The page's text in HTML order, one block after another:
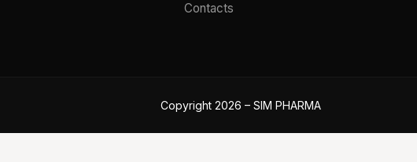
Contacts
Copyright 2026 – SIM PHARMA